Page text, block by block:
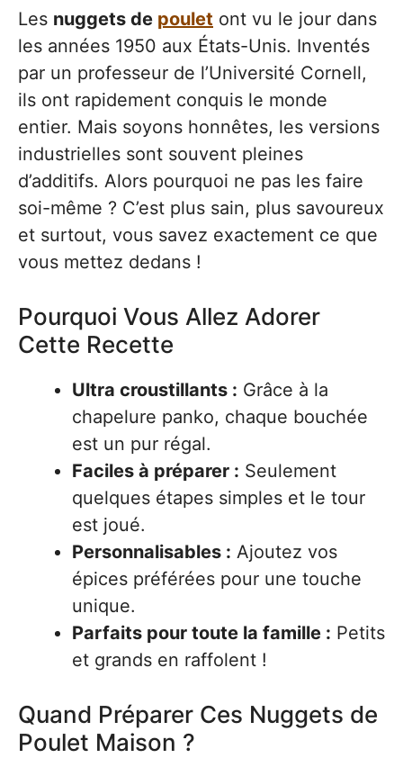
Les nuggets de poulet ont vu le jour dans
les années 1950 aux États-Unis. Inventés
par un professeur de l’Université Cornell,
ils ont rapidement conquis le monde
entier. Mais soyons honnêtes, les versions
industrielles sont souvent pleines
d’additifs. Alors pourquoi ne pas les faire
soi-même ? C’est plus sain, plus savoureux
et surtout, vous savez exactement ce que
vous mettez dedans !
Pourquoi Vous Allez Adorer
Cette Recette
Ultra croustillants : Grâce à la
chapelure panko, chaque bouchée
est un pur régal.
Faciles à préparer : Seulement
quelques étapes simples et le tour
est joué.
Personnalisables : Ajoutez vos
épices préférées pour une touche
unique.
Parfaits pour toute la famille : Petits
et grands en raffolent !
Quand Préparer Ces Nuggets de
Poulet Maison ?